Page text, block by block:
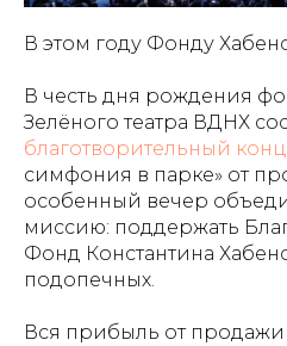
В этом году Фонду
В честь дня рождения
Зелёного театра ВДНХ
благотворительный
симфония в парке» от
особенный вечер
миссию: поддержать
Фонд Константина
подопечных.
Вся прибыль от продажи